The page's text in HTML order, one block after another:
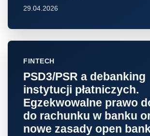
29.04.2026
FINTECH
PSD3/PSR a debanking
instytucji płatniczych.
Egzekwowalne prawo
do rachunku w banku
nowe zasady open